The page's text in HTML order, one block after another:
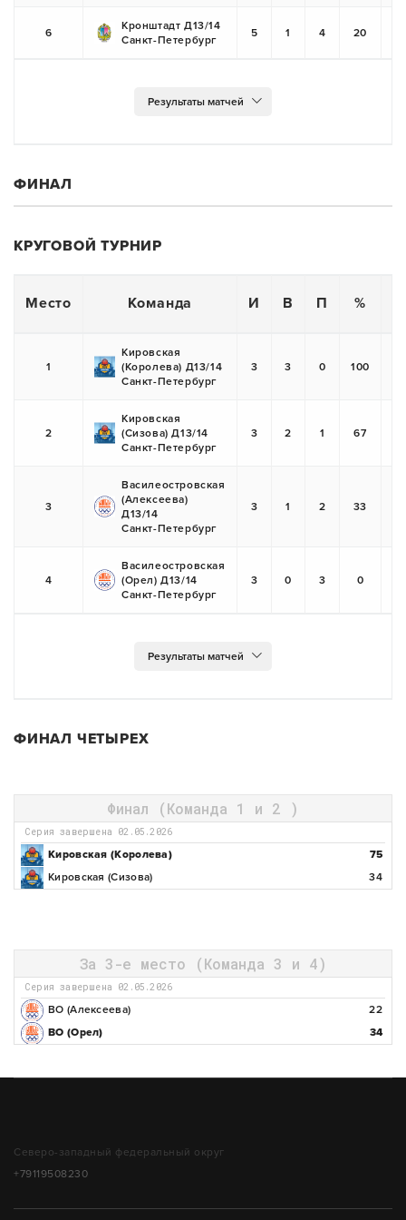
6
Кронштадт Д13/14
Санкт-Петербург
5 1 4 20
ФИНАЛ
КРУГОВОЙ ТУРНИР
Место Команда И В П %
1
Кировская
(Королева) Д13/14
Санкт-Петербург
3 3 0 100
2
Кировская
(Сизова) Д13/14
Санкт-Петербург
3 2 1 67
3
Василеостровская
(Алексеева)
Д13/14
Санкт-Петербург
3 1 2 33
4
Василеостровская
(Орел) Д13/14
Санкт-Петербург
3 0 3 0
ФИНАЛ ЧЕТЫРЕХ
Финал (Команда 1 и 2 )
Серия завершена 02.05.2026
Кировская (Королева)
75
Кировская (Сизова)
34
За 3-е место (Команда 3 и 4)
Серия завершена 02.05.2026
ВО (Алексеева)
22
ВО (Орел)
34
Северо-западный федеральный округ
+79119508230